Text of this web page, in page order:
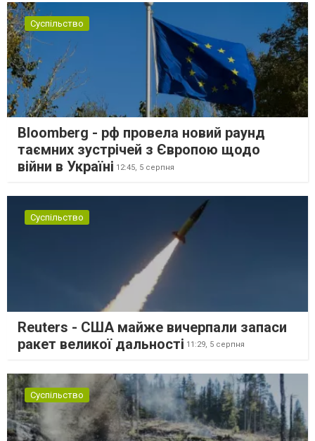
Суспільство
Bloomberg - рф провела новий раунд
таємних зустрічей з Європою щодо
війни в Україні 12:45, 5 серпня
Суспільство
Reuters - США майже вичерпали запаси
ракет великої дальності 11:29, 5 серпня
Суспільство